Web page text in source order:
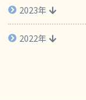
2023年
2022年